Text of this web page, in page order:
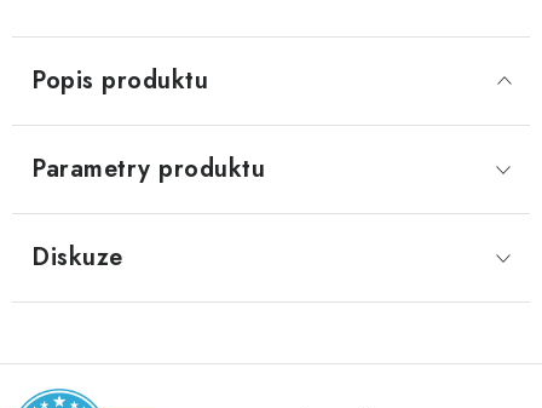
Popis produktu
Parametry produktu
Diskuze